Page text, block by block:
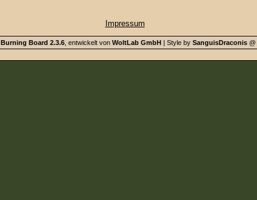
Impressum
Burning Board 2.3.6, entwickelt von WoltLab GmbH| Style by SanguisDraconis@